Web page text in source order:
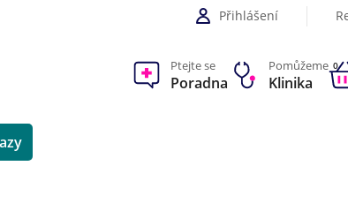
Přihlášení
Ptejte se
Poradna
Pomůžeme
Klinika
0